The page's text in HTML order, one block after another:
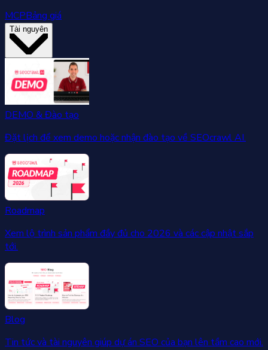
MCPBảng giá
Tài nguyên
DEMO & Đào tạo
Đặt lịch để xem demo hoặc nhận đào tạo về SEOcrawl AI.
Roadmap
Xem lộ trình sản phẩm đầy đủ cho 2026 và các cập nhật sắp
tới.
Blog
Tin tức và tài nguyên giúp dự án SEO của bạn lên tầm cao mới.